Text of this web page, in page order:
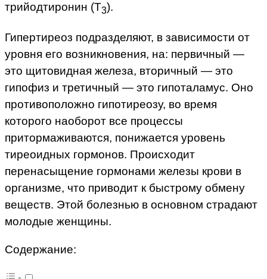
трийодтиронин (Т3).
Гипертиреоз подразделяют, в зависимости от
уровня его возникновения, на: первичный —
это щитовидная железа, вторичный — это
гипофиз и третичный — это гипоталамус. Оно
противоположно гипотиреозу, во время
которого наоборот все процессы
притормаживаются, понижается уровень
тиреоидных гормонов. Происходит
перенасыщение гормонами железы крови в
организме, что приводит к быстрому обмену
веществ. Этой болезнью в основном страдают
молодые женщины.
Содержание: